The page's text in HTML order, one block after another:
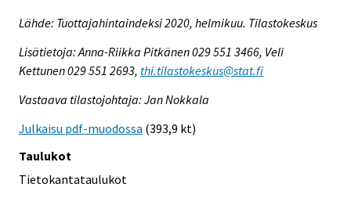
Lähde: Tuottajahintaindeksi 2020, helmikuu. Tilastokeskus
Lisätietoja: Anna-Riikka Pitkänen 029 551 3466, Veli
Kettunen 029 551 2693, thi.tilastokeskus@stat.fi
Vastaava tilastojohtaja: Jan Nokkala
Julkaisu pdf-muodossa (393,9 kt)
Taulukot
Tietokantataulukot